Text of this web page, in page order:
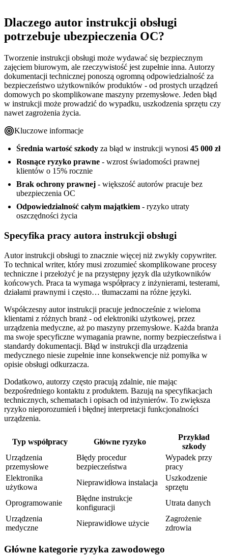
Specyfika pracy autora instrukcji obsługi
Główne kategorie ryzyka zawodowego
Konsekwencje finansowe błędów w dokumentacji
OC obowiązkowe czy dobrowolne dla autora instrukcji
obsługi?
Status prawny ubezpieczenia OC
Porównanie z innymi zawodami twórczymi
Co obejmuje ubezpieczenie OC autora instrukcji obsługi?
Rozszerzenia standardowe - 8 kluczowych dodatków
Rozszerzenia płatne - RODO i cyber
szkód
Błędy w instrukcjach urządzeń przemysłowych
Problemy z tłumaczeniami i lokalizacją
Szkody w dokumentacji oprogramowania
Ile kosztuje OC dla autora instrukcji obsługi?
Czynniki wpływające na wysokość składki
Orientacyjne przedziały cenowe
Porównanie koszt ubezpieczenia vs potencjalna szkoda
Jak i gdzie wykupić ubezpieczenie OC autora instrukcji
obsługi?
Korzyści zakupu online vs tradycyjne kanały
Proces zakupu krok po kroku - 5 etapów
Wymagane dokumenty i informacje
Praktyczne wskazówki dla autora instrukcji obsługi
Jak minimalizować ryzyko w codziennej pracy
Dokumentacja procesu twórczego i współpracy
Postępowanie w przypadku roszczenia
Dlaczego autor instrukcji obsługi
potrzebuje ubezpieczenia OC?
Tworzenie instrukcji obsługi może wydawać się bezpiecznym
zajęciem biurowym, ale rzeczywistość jest zupełnie inna. Autorzy
dokumentacji technicznej ponoszą ogromną odpowiedzialność za
bezpieczeństwo użytkowników produktów - od prostych urządzeń
domowych po skomplikowane maszyny przemysłowe. Jeden błąd
w instrukcji może prowadzić do wypadku, uszkodzenia sprzętu czy
nawet zagrożenia życia.
Kluczowe informacje
Średnia wartość szkody za błąd w instrukcji wynosi 45 000 zł
Rosnące ryzyko prawne - wzrost świadomości prawnej
klientów o 15% rocznie
Brak ochrony prawnej - większość autorów pracuje bez
ubezpieczenia OC
Odpowiedzialność całym majątkiem - ryzyko utraty
oszczędności życia
Specyfika pracy autora instrukcji obsługi
Autor instrukcji obsługi to znacznie więcej niż zwykły copywriter.
To technical writer, który musi zrozumieć skomplikowane procesy
techniczne i przełożyć je na przystępny język dla użytkowników
końcowych. Praca ta wymaga współpracy z inżynierami, testerami,
działami prawnymi i często… tłumaczami na różne języki.
Współczesny autor instrukcji pracuje jednocześnie z wieloma
klientami z różnych branż - od elektroniki użytkowej, przez
urządzenia medyczne, aż po maszyny przemysłowe. Każda branża
ma swoje specyficzne wymagania prawne, normy bezpieczeństwa i
standardy dokumentacji. Błąd w instrukcji dla urządzenia
medycznego niesie zupełnie inne konsekwencje niż pomyłka w
opisie obsługi odkurzacza.
Dodatkowo, autorzy często pracują zdalnie, nie mając
bezpośredniego kontaktu z produktem. Bazują na specyfikacjach
technicznych, schematach i opisach od inżynierów. To zwiększa
ryzyko nieporozumień i błędnej interpretacji funkcjonalności
urządzenia.
Typ współpracy Główne ryzyko
Przykład
szkody
Urządzenia
przemysłowe
Błędy procedur
bezpieczeństwa
Wypadek przy
pracy
Elektronika
użytkowa
Nieprawidłowa instalacja
Uszkodzenie
sprzętu
Oprogramowanie
Błędne instrukcje
konfiguracji
Utrata danych
Urządzenia
medyczne
Nieprawidłowe użycie
Zagrożenie
zdrowia
Główne kategorie ryzyka zawodowego